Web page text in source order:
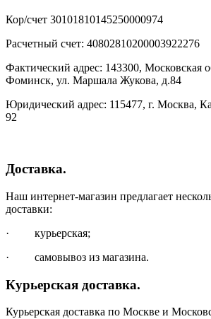
Кор/счет 30101810145250000974
Расчетный счет: 40802810200003922276
Фактический адрес: 143300, Московская
Фоминск, ул. Маршала Жукова, д.84
Юридический адрес: 115477, г. Москва,
92
Доставка.
Наш интернет-магазин предлагает
доставки:
· курьерская;
· самовывоз из магазина.
Курьерская доставка.
Курьерская доставка по Москве и